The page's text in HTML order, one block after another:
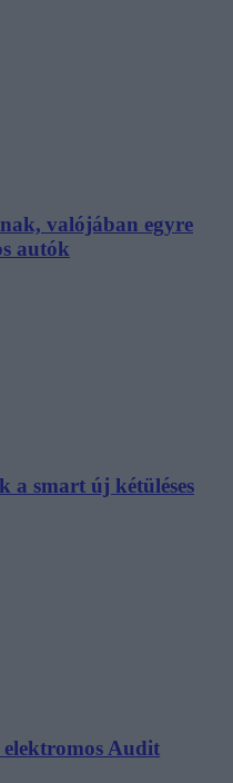
valójában egyre
autók
a smart új kétüléses
elektromos Audit